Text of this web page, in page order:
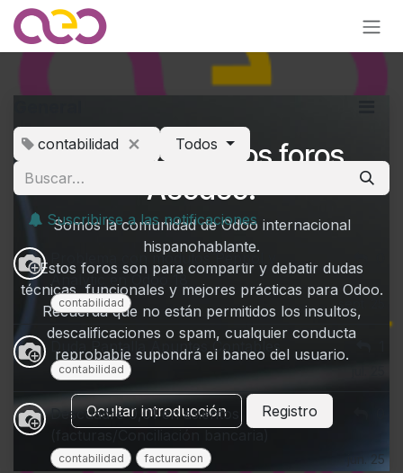
Ir al contenido
¡Bienvenido a los foros
Aeodoo!
Somos la comunidad de Odoo internacional
hispanohablante.
Estos foros son para compartir y debatir dudas
técnicas, funcionales y mejores prácticas para Odoo.
Recuerda que no están permitidos los insultos,
descalificaciones o spam, cualquier conducta
reprobable supondrá el baneo del usuario.
Ocultar introducción Registro
contabilidad Todos
Suscribirse a las notificaciones
Problema con módulos Peppol y
Analytic en Odoo 18
contabilidad sept. 25
Duda Pantalla Apuntes Contables
contabilidad
Descuadre 0,01 en asientos
contabilidad facturacion jun. 25